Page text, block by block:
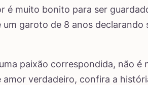
é muito bonito para ser
um garoto de 8 anos declarando
paixão correspondida, não é
amor verdadeiro, confira a